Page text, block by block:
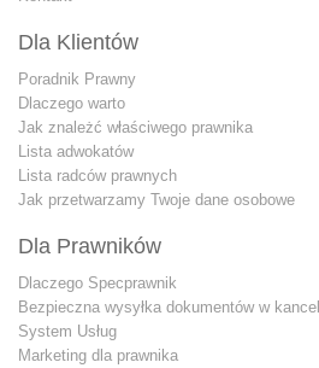
Dla Klientów
Poradnik Prawny
Dlaczego warto
Jak znależć właściwego prawnika
Lista adwokatów
Lista radców prawnych
Jak przetwarzamy Twoje dane osobowe
Dla Prawników
Dlaczego Specprawnik
Bezpieczna wysyłka dokumentów w
System Usług
Marketing dla prawnika